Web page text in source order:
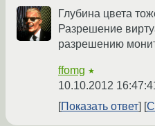
Глубина цвета
Разрешение
разрешению
ffomg ★
10.10.2012
Показать ответ